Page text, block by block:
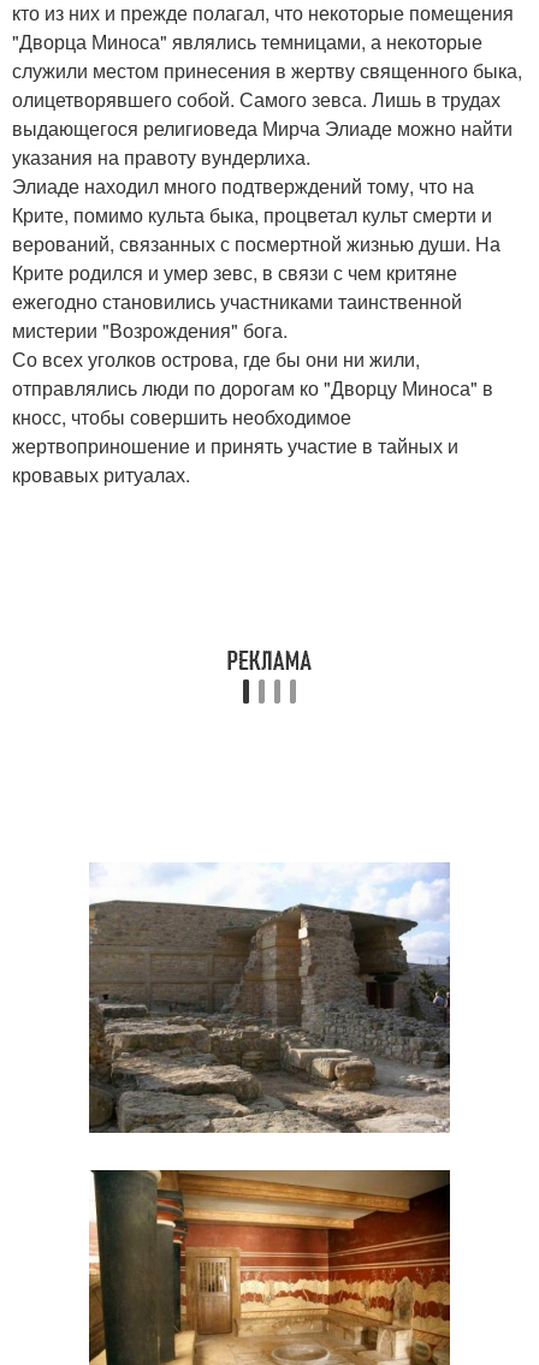
кто из них и прежде полагал, что некоторые помещения
"Дворца Миноса" являлись темницами, а некоторые
служили местом принесения в жертву священного быка,
олицетворявшего собой. Самого зевса. Лишь в трудах
выдающегося религиоведа Мирча Элиаде можно найти
указания на правоту вундерлиха.
Элиаде находил много подтверждений тому, что на
Крите, помимо культа быка, процветал культ смерти и
верований, связанных с посмертной жизнью души. На
Крите родился и умер зевс, в связи с чем критяне
ежегодно становились участниками таинственной
мистерии "Возрождения" бога.
Со всех уголков острова, где бы они ни жили,
отправлялись люди по дорогам ко "Дворцу Миноса" в
кносс, чтобы совершить необходимое
жертвоприношение и принять участие в тайных и
кровавых ритуалах.